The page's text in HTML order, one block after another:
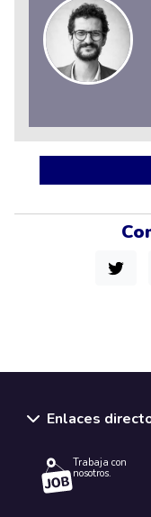
Enlaces
Trabaja con
nosotros.